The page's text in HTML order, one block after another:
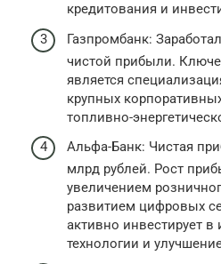
кредитования и
Газпромбанк:
чистой прибыли.
является
крупных
топливно-
Альфа-Банк: Чистая
млрд рублей. Рост
увеличением
развитием цифровых
активно инвестирует
технологии и